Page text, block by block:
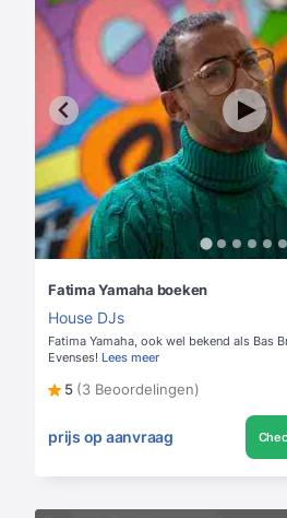
Fatima Yamaha boeken
House DJs
Fatima Yamaha, ook wel bekend als Bas
Evenses! Lees meer
5 (3 Beoordelingen)
prijs op aanvraag